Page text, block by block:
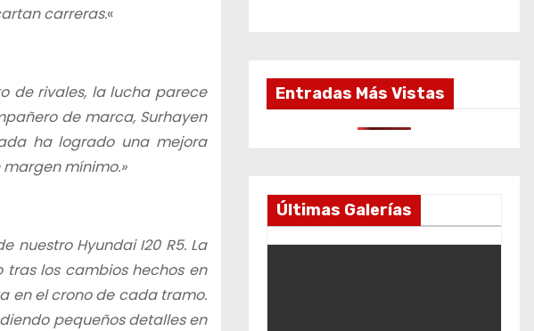
carreras.«
de rivales, la lucha parece
de marca, Surhayen
ha logrado una mejora
mínimo.»
nuestro Hyundai I20 R5. La
los cambios hechos en
en el crono de cada tramo.
pequeños detalles en
Entradas Más Vistas
Últimas Galerías